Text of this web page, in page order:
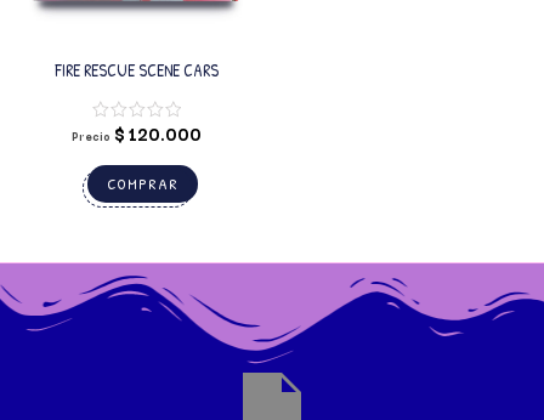
FIRE RESCUE SCENE CARS
Precio $120.000
COMPRAR